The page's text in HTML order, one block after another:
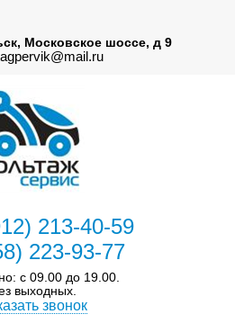
Московское шоссе, д 9
213-40-59
223-93-77
с 09.00 до 19.00.
выходных.
звонок